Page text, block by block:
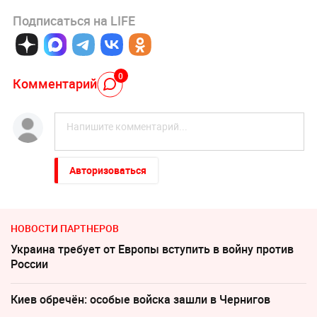
Подписаться на LIFE
Комментарий 0
Авторизоваться
НОВОСТИ ПАРТНЕРОВ
Украина требует от Европы вступить в войну против
России
Киев обречён: особые войска зашли в Чернигов